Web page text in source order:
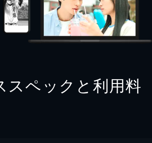
スペックと利用料